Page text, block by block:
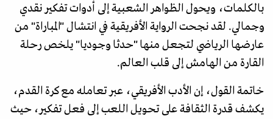
بالكلمات، ويحول الظواهر الشعبية إلى أدوات تفكير نقدي
وجمالي. لقد نجحت الرواية الأفريقية في انتشال "المباراة" من
عارضها الرياضي لتجعل منها "حدثا وجوديا" يلخص رحلة
القارة من الهامش إلى قلب العالم.
خاتمة القول، إن الأدب الأفريقي، عبر تعامله مع كرة القدم،
يكشف قدرة الثقافة على تحويل اللعب إلى فعل تفكير، حيث